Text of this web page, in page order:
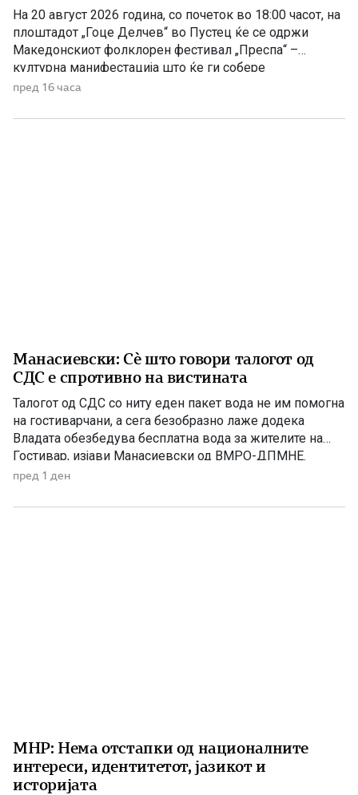
На 20 август 2026 година, со почеток во 18:00 часот, на
плоштадот „Гоце Делчев“ во Пустец ќе се одржи
Македонскиот фолклорен фестивал „Преспа“ –
културна манифестација што ќе ги собере
Македонците од Македонија, Албанија и дијаспората во
Фестивалот ќе биде можност за промоција на богатото
пред 16 часа
Манасиевски: Сè што говори талогот од
СДС е спротивно на вистината
Талогот од СДС со ниту еден пакет вода не им помогна
на гостиварчани, а сега безобразно лаже додека
Владата обезбедува бесплатна вода за жителите на
Гостивар, изјави Манасиевски од ВМРО-ДПМНЕ.
„Колку злоба и неискреност има во СДС, кога дрско се
интереси со водата што Владата бесплатно им ја дели
пред 1 ден
МНР: Нема отстапки од националните
интереси, идентитетот, јазикот и
историјата